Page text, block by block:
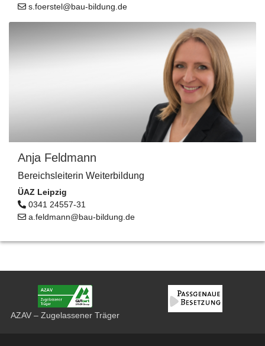
s.foerstel@bau-bildung.de
Anja Feldmann
Bereichsleiterin Weiterbildung
ÜAZ Leipzig
0341 24557-31
a.feldmann@bau-bildung.de
AZAV – Zugelassener Träger